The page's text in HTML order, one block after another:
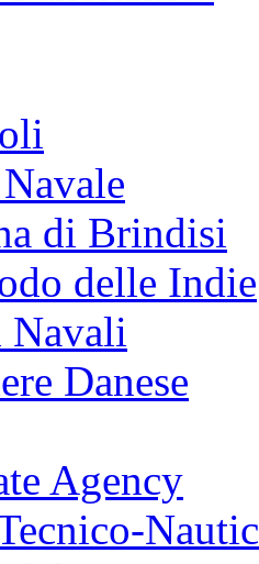
di Brindisi
delle Indie
Navali
Danese
Agency